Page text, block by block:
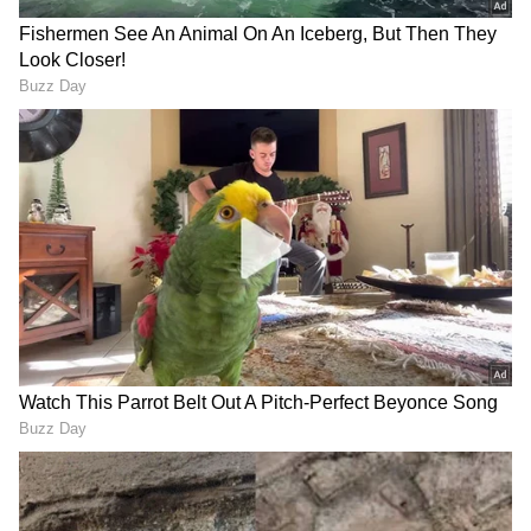
RECOMMENDED STORIES
'ಅಮೃತಧಾರೆ'ಯಲ್ಲಿ ನಾಗತಿಹಳ್ಳಿ
ಚಂದ್ರಶೇಖರ್ ಸಿನಿಮಾದ ನೆನಪು..
ಭೂಮಿಕಾ ಬಗ್ಗೆ ಅಭಿಮಾನಿಗಳಲ್ಲಿ
ಶುರುವಾಯ್ತು ಆತಂಕ!
YouTuber Driving license
'ಯೂಟ್ಯೂಬರ್ ಧನ್ಯ' ಲೈಸೆನ್ಸ್ 3
ತಿಂಗಳು ಸಸ್ಪೆಂಡ್!